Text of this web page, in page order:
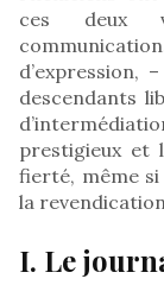
ces deux
d’expression,
descendants
prestigieux et
fierté, même
la
I. Le